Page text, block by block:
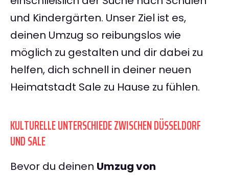
und Kindergärten. Unser Ziel ist es,
deinen Umzug so reibungslos wie
möglich zu gestalten und dir dabei zu
helfen, dich schnell in deiner neuen
Heimatstadt Sale zu Hause zu fühlen.
KULTURELLE UNTERSCHIEDE ZWISCHEN DÜSSELDORF
UND SALE
Bevor du deinen Umzug von